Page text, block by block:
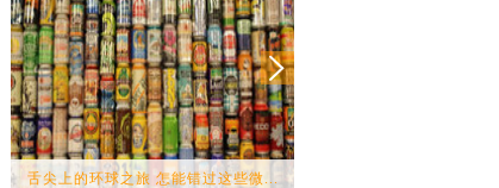
舌尖上的环球之旅 怎能错过这些微...